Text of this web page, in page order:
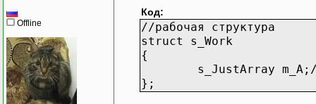
Offline
Код:
//рабочая структура
struct s_Work
{
s_JustArray
};